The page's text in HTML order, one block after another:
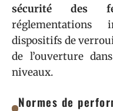
sécurité des
réglementations
dispositifs de
de l’ouverture
niveaux.
Normes de